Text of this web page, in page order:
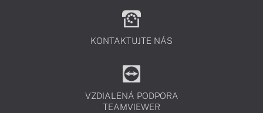
KONTAKTUJTE NÁS
VZDIALENÁ PODPORA
TEAMVIEWER